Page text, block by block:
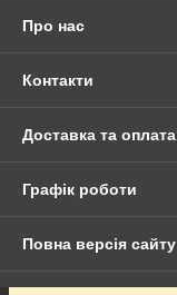
Про нас
Контакти
Доставка та оплата
Графік роботи
Повна версія сайту